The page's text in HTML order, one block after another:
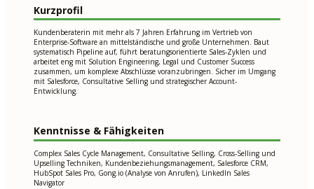
Kurzprofil
Kundenberaterin mit mehr als 7 Jahren Erfahrung im Vertrieb von
Enterprise-Software an mittelständische und große Unternehmen. Baut
systematisch Pipeline auf, führt beratungsorientierte Sales-Zyklen und
arbeitet eng mit Solution Engineering, Legal und Customer Success
zusammen, um komplexe Abschlüsse voranzubringen. Sicher im Umgang
mit Salesforce, Consultative Selling und strategischer Account-
Entwicklung.
Kenntnisse & Fähigkeiten
Complex Sales Cycle Management, Consultative Selling, Cross-Selling und
Upselling Techniken, Kundenbeziehungsmanagement, Salesforce CRM,
HubSpot Sales Pro, Gong.io (Analyse von Anrufen), LinkedIn Sales
Navigator